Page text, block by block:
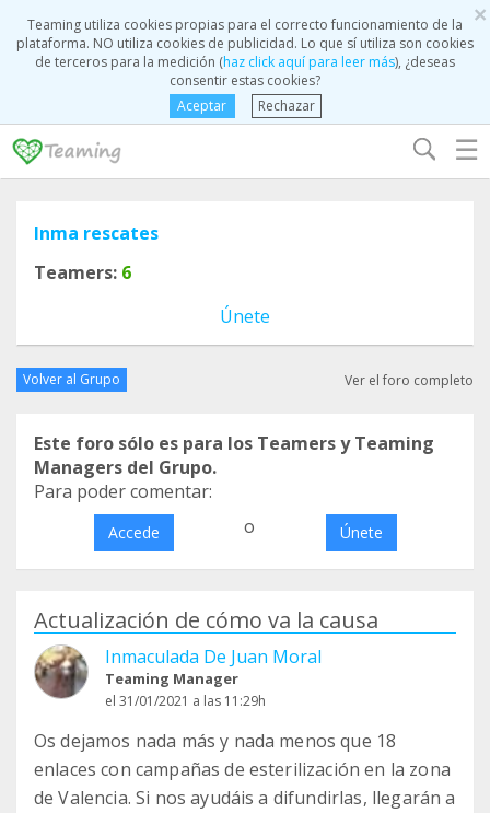
×
Teaming utiliza cookies propias para el correcto funcionamiento de la
plataforma. NO utiliza cookies de publicidad. Lo que sí utiliza son cookies
de terceros para la medición (haz click aquí para leer más), ¿deseas
consentir estas cookies?
Aceptar
Rechazar
☰
Inma rescates
Teamers: 6
Únete
Volver al Grupo Ver el foro completo
Este foro sólo es para los Teamers y Teaming
Managers del Grupo.
Para poder comentar:
Accede o Únete
Actualización de cómo va la causa
Inmaculada De Juan Moral
Teaming Manager
el 31/01/2021 a las 11:29h
Os dejamos nada más y nada menos que 18
enlaces con campañas de esterilización en la zona
de Valencia. Si nos ayudáis a difundirlas, llegarán a